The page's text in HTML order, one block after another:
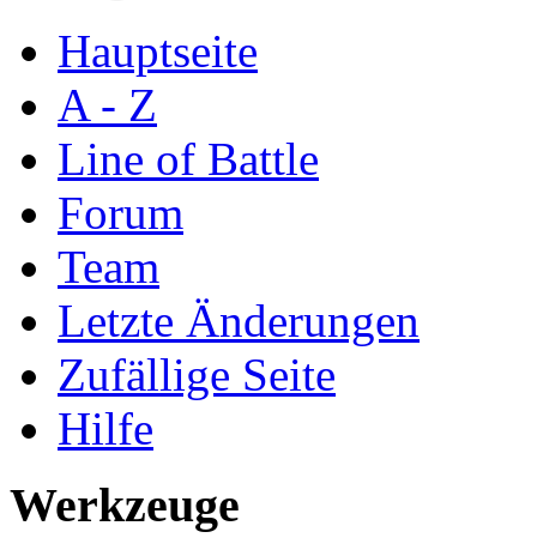
Hauptseite
A - Z
Line of Battle
Forum
Team
Letzte Änderungen
Zufällige Seite
Hilfe
Werkzeuge